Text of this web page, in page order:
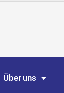
Über uns